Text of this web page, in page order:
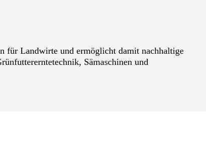
für Landwirte und ermöglicht damit nachhaltige
Sämaschinen und